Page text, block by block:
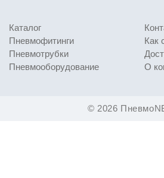
© 2026
Каталог
Пневмофитинги
Пневмотрубки
Пневмооборудование
Как
О